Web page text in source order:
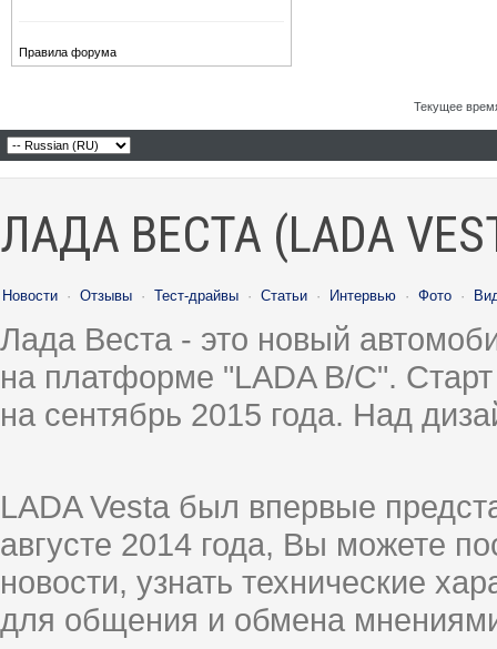
Правила форума
Текущее
ЛАДА ВЕСТА (LADA
Новости · Отзывы · Тест-драйвы · Статьи · Интервью · Фото ·
Лада Веста - это новый
на платформе "LADA B/C".
на сентябрь 2015 года. Над
LADA Vesta был впервые
августе 2014 года, Вы можете
новости, узнать технические
для общения и обмена